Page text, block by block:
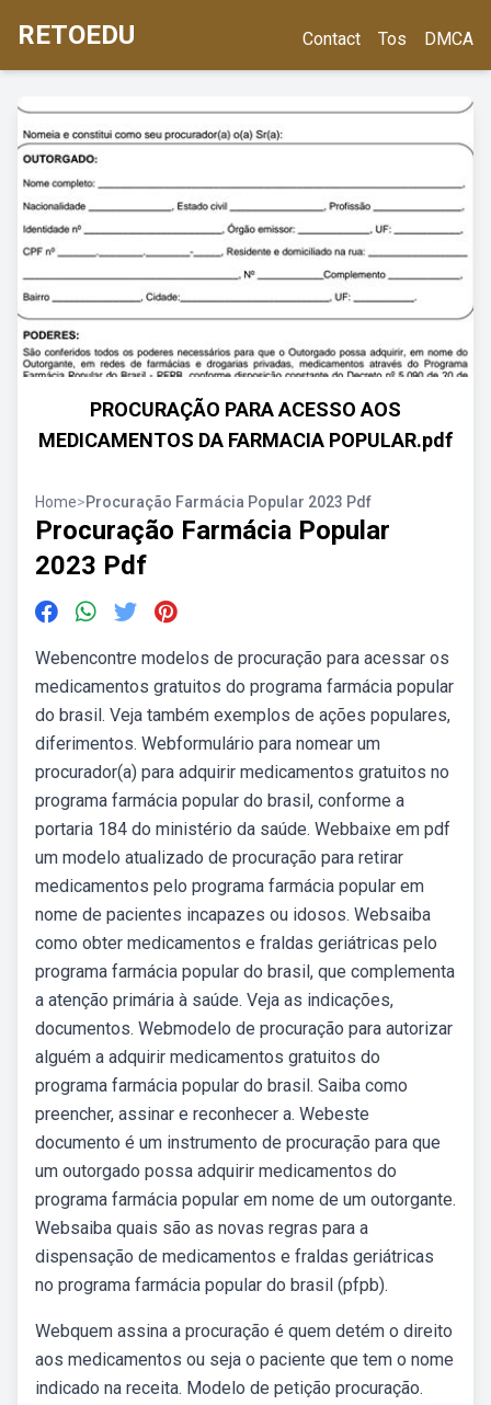
RETOEDU Contact Tos DMCA
PROCURAÇÃO PARA ACESSO AOS
MEDICAMENTOS DA FARMACIA POPULAR.pdf
Home>Procuração Farmácia Popular 2023 Pdf
Procuração Farmácia Popular
2023 Pdf
Webencontre modelos de procuração para acessar os
medicamentos gratuitos do programa farmácia popular
do brasil. Veja também exemplos de ações populares,
diferimentos. Webformulário para nomear um
procurador(a) para adquirir medicamentos gratuitos no
programa farmácia popular do brasil, conforme a
portaria 184 do ministério da saúde. Webbaixe em pdf
um modelo atualizado de procuração para retirar
medicamentos pelo programa farmácia popular em
nome de pacientes incapazes ou idosos. Websaiba
como obter medicamentos e fraldas geriátricas pelo
programa farmácia popular do brasil, que complementa
a atenção primária à saúde. Veja as indicações,
documentos. Webmodelo de procuração para autorizar
alguém a adquirir medicamentos gratuitos do
programa farmácia popular do brasil. Saiba como
preencher, assinar e reconhecer a. Webeste
documento é um instrumento de procuração para que
um outorgado possa adquirir medicamentos do
programa farmácia popular em nome de um outorgante.
Websaiba quais são as novas regras para a
dispensação de medicamentos e fraldas geriátricas
no programa farmácia popular do brasil (pfpb).
Webquem assina a procuração é quem detém o direito
aos medicamentos ou seja o paciente que tem o nome
indicado na receita. Modelo de petição procuração.